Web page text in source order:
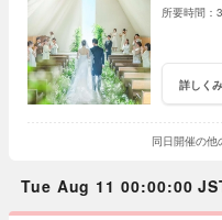
詳しく
同日開催の他
Tue Aug 11 00:00:00